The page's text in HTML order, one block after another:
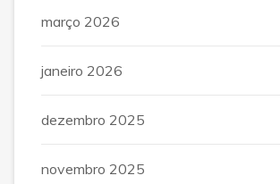
março 2026
janeiro 2026
dezembro 2025
novembro 2025